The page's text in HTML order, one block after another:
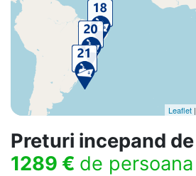
Leaflet
Preturi incepand
1289 € de persoana